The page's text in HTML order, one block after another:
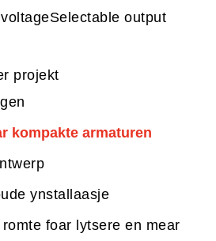
output
projekt
kompakte armaturen
ynstallaasje
foar lytsere en mear